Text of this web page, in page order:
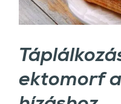
ektomorf